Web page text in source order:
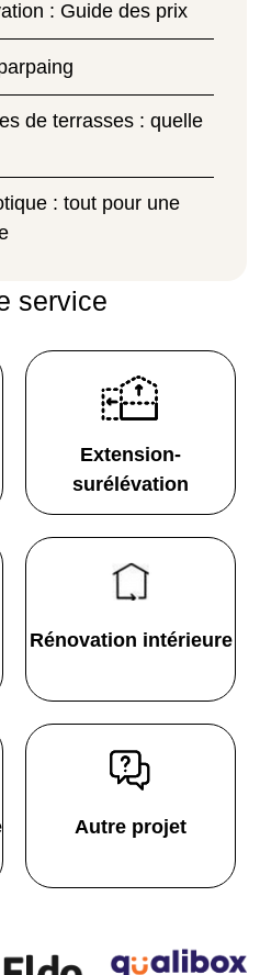
: Guide des prix
de terrasses : quelle
: tout pour une
service
Extension-
surélévation
Rénovation intérieure
Autre projet